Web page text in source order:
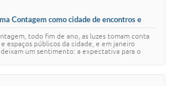
Contagem como cidade de encontros e
todo fim de ano, as luzes tomam conta
e espaços públicos da cidade, e em janeiro
um sentimento: a expectativa para o